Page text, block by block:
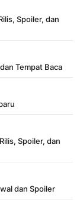
Spoiler, dan
Tempat Baca
Spoiler, dan
dan Spoiler